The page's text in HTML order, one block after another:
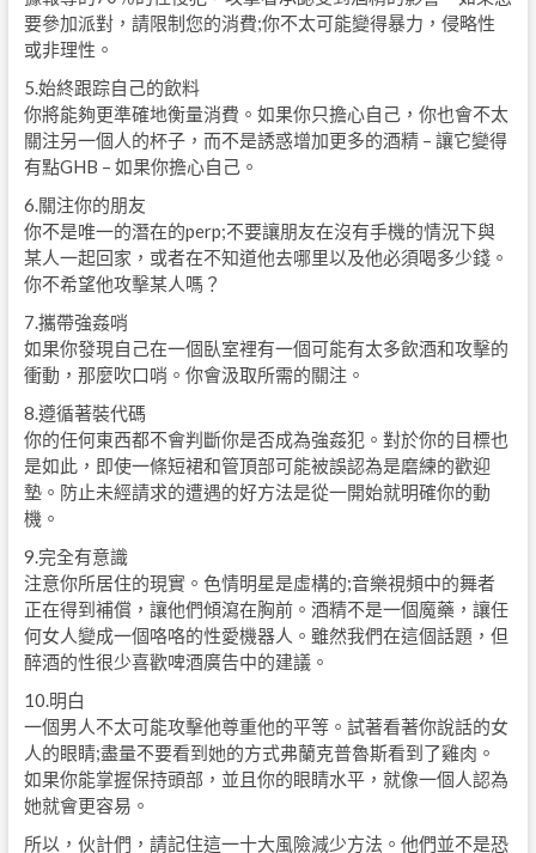
要參加派對，請限制您的消費;你不太可能變得暴力，侵略性
或非理性。
5.始終跟踪自己的飲料
你將能夠更準確地衡量消費。如果你只擔心自己，你也會不太
關注另一個人的杯子，而不是誘惑增加更多的酒精 – 讓它變得
有點GHB – 如果你擔心自己。
6.關注你的朋友
你不是唯一的潛在的perp;不要讓朋友在沒有手機的情況下與
某人一起回家，或者在不知道他去哪里以及他必須喝多少錢。
你不希望他攻擊某人嗎？
7.攜帶強姦哨
如果你發現自己在一個臥室裡有一個可能有太多飲酒和攻擊的
衝動，那麼吹口哨。你會汲取所需的關注。
8.遵循著裝代碼
你的任何東西都不會判斷你是否成為強姦犯。對於你的目標也
是如此，即使一條短裙和管頂部可能被誤認為是磨練的歡迎
墊。防止未經請求的遭遇的好方法是從一開始就明確你的動
機。
9.完全有意識
注意你所居住的現實。色情明星是虛構的;音樂視頻中的舞者
正在得到補償，讓他們傾瀉在胸前。酒精不是一個魔藥，讓任
何女人變成一個咯咯的性愛機器人。雖然我們在這個話題，但
醉酒的性很少喜歡啤酒廣告中的建議。
10.明白
一個男人不太可能攻擊他尊重他的平等。試著看著你說話的女
人的眼睛;盡量不要看到她的方式弗蘭克普魯斯看到了雞肉。
如果你能掌握保持頭部，並且你的眼睛水平，就像一個人認為
她就會更容易。
所以，伙計們，請記住這一十大風險減少方法。他們並不是恐